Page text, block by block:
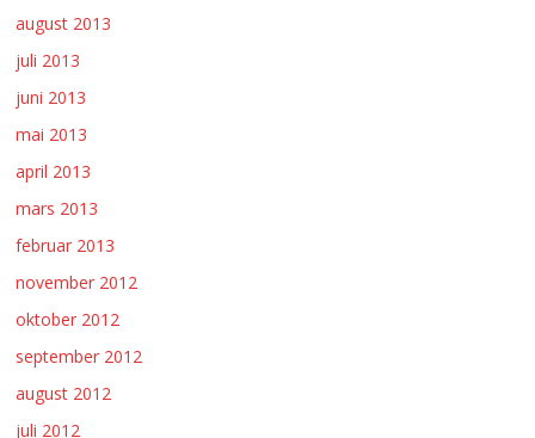
august 2013
juli 2013
juni 2013
mai 2013
april 2013
mars 2013
februar 2013
november 2012
oktober 2012
september 2012
august 2012
juli 2012